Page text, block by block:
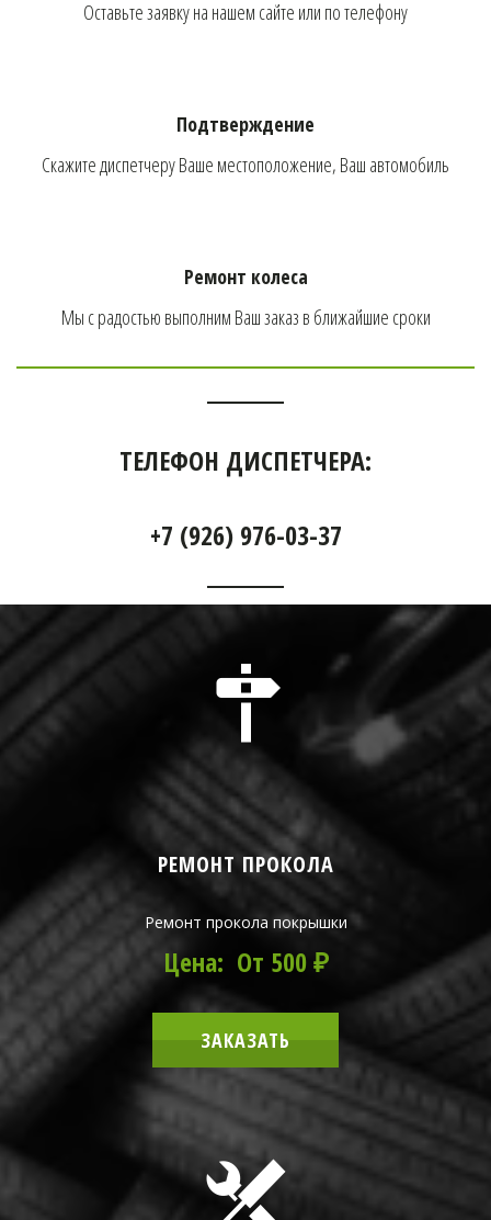
Оставьте заявку на нашем сайте или по телефону
Подтверждение
Скажите диспетчеру Ваше местоположение, Ваш автомобиль
Ремонт колеса
Мы с радостью выполним Ваш заказ в ближайшие сроки
ТЕЛЕФОН ДИСПЕТЧЕРА:
+7 (926) 976-03-37
РЕМОНТ ПРОКОЛА
Ремонт прокола покрышки
Цена: От 500 ₽
ЗАКАЗАТЬ